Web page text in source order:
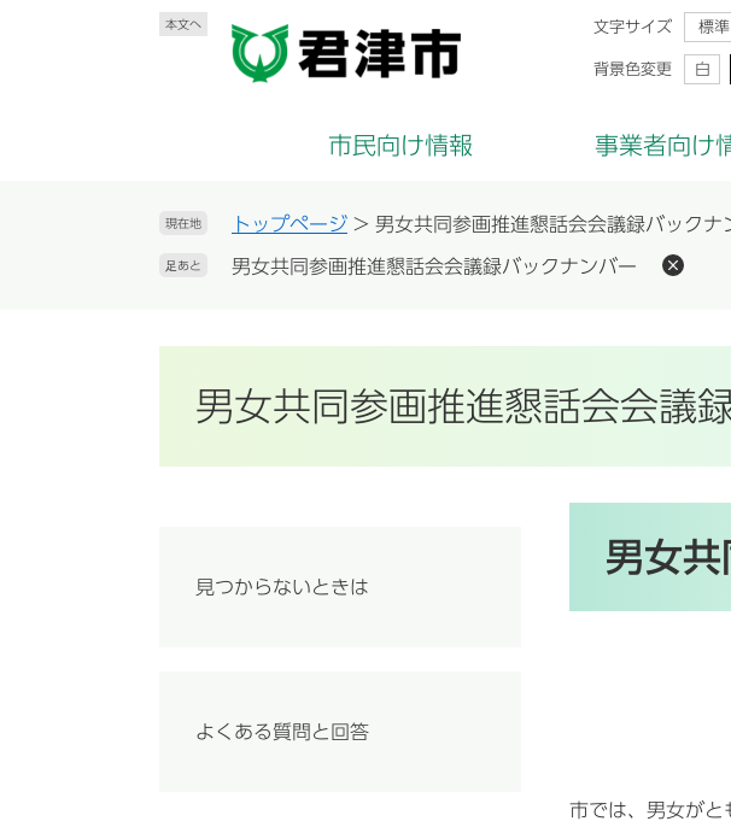
本文へ 文字サイズ 標準
背景色変更 白
市民向け情報 事業者向け
現在地 トップページ > 男女共同参画推進懇話会会議録バックナ
足あと 男女共同参画推進懇話会会議録バックナンバー
男女共同参画推進懇話会会議
男女
市では、男女がと
見つからないときは
よくある質問と回答